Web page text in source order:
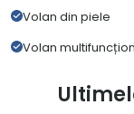
Volan din piele
Volan